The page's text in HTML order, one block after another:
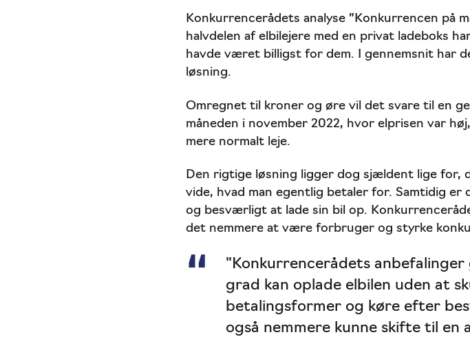
Konkurrencerådets analyse ”Konkurrencen på
halvdelen af elbilejere med en privat ladeboks
havde været billigst for dem. I gennemsnit har
løsning.
Omregnet til kroner og øre vil det svare til en
måneden i november 2022, hvor elprisen var
mere normalt leje.
Den rigtige løsning ligger dog sjældent lige for,
vide, hvad man egentlig betaler for. Samtidig
og besværligt at lade sin bil op.
det nemmere at være forbruger og styrke
"Konkurrencerådets
grad kan oplade elbilen uden at
betalingsformer og køre efter
også nemmere kunne skifte til en